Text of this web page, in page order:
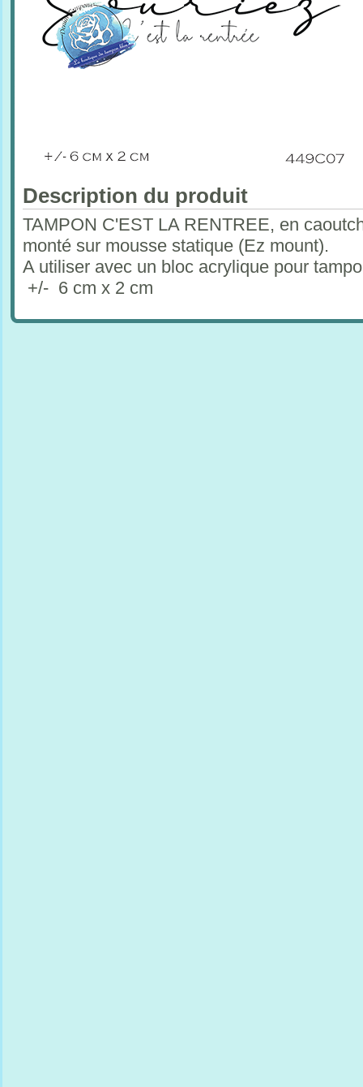
Description du produit
TAMPON C'EST LA RENTREE, en
monté sur mousse statique (Ez mount).
A utiliser avec un bloc acrylique pour
+/- 6 cm x 2 cm